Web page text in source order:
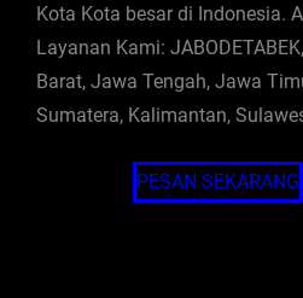
Kota Kota besar di Indonesia.
Layanan Kami:
Barat, Jawa Tengah, Jawa
Sumatera, Kalimantan,
PESAN SEKARANG